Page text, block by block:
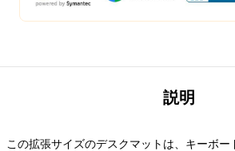
説明
この拡張サイズのデスクマットは、キーボ